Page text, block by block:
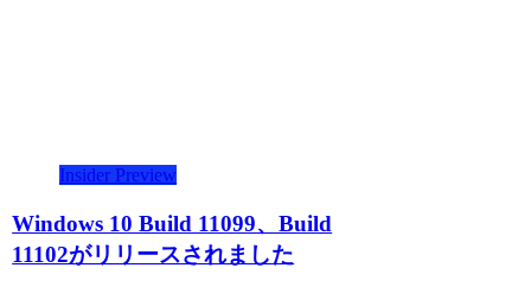
Insider Preview
Windows 10 Build 11099、Build
11102がリリースされました